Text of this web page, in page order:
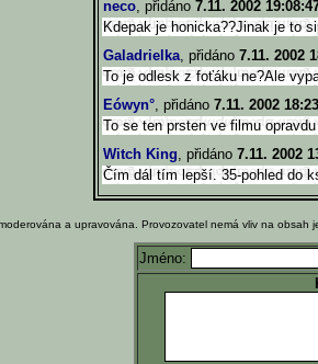
neco, přidáno 7.11. 2002
Kdepak je honicka??Jinak je to
Galadrielka, přidáno 7.11. 2002
To je odlesk z foťáku ne?Ale
Eówyn°, přidáno 7.11. 2002
To se ten prsten ve filmu
Witch King, přidáno 7.11. 2002
Čím dál tím lepší. 35-pohled do
a upravována. Provozovatel nemá vliv na
Jméno: